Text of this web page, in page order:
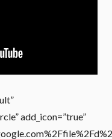
add_icon=”true”